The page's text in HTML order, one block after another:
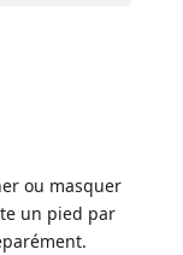
ou masquer
un pied par